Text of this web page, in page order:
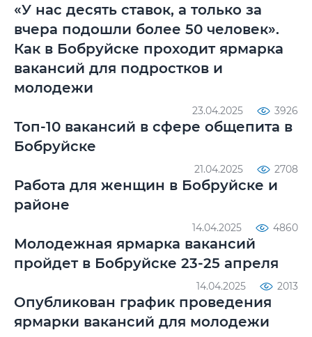
«У нас десять ставок, а только за
вчера подошли более 50 человек».
Как в Бобруйске проходит ярмарка
вакансий для подростков и
молодежи
23.04.2025 3926
Топ-10 вакансий в сфере общепита в
Бобруйске
21.04.2025 2708
Работа для женщин в Бобруйске и
районе
14.04.2025 4860
Молодежная ярмарка вакансий
пройдет в Бобруйске 23-25 апреля
14.04.2025 2013
Опубликован график проведения
ярмарки вакансий для молодежи